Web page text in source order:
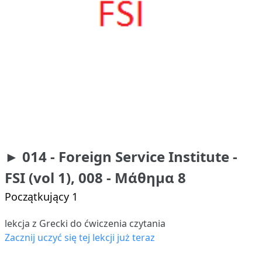
► 014 - Foreign Service Institute -
FSI (vol 1), 008 - Μάθημα 8
Początkujący 1
lekcja z Grecki do ćwiczenia czytania
Zacznij uczyć się tej lekcji już teraz